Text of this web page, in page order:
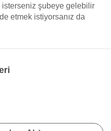
şubeye gelebilir
etmek istiyorsanız da